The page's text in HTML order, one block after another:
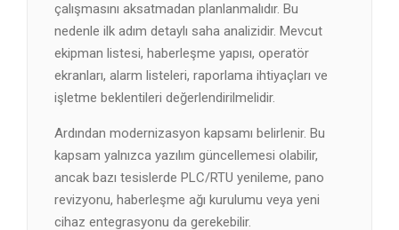
çalışmasını aksatmadan planlanmalıdır. Bu
nedenle ilk adım detaylı saha analizidir. Mevcut
ekipman listesi, haberleşme yapısı, operatör
ekranları, alarm listeleri, raporlama ihtiyaçları ve
işletme beklentileri değerlendirilmelidir.
Ardından modernizasyon kapsamı belirlenir. Bu
kapsam yalnızca yazılım güncellemesi olabilir,
ancak bazı tesislerde PLC/RTU yenileme, pano
revizyonu, haberleşme ağı kurulumu veya yeni
cihaz entegrasyonu da gerekebilir.